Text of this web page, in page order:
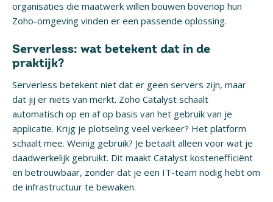
organisaties die maatwerk willen bouwen bovenop hun
Zoho-omgeving vinden er een passende oplossing.
Serverless: wat betekent dat in de
praktijk?
Serverless betekent niet dat er geen servers zijn, maar
dat jij er niets van merkt. Zoho Catalyst schaalt
automatisch op en af op basis van het gebruik van je
applicatie. Krijg je plotseling veel verkeer? Het platform
schaalt mee. Weinig gebruik? Je betaalt alleen voor wat je
daadwerkelijk gebruikt. Dit maakt Catalyst kostenefficiënt
en betrouwbaar, zonder dat je een IT-team nodig hebt om
de infrastructuur te bewaken.